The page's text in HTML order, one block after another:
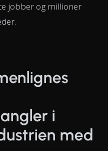
jobber og millioner
i
med